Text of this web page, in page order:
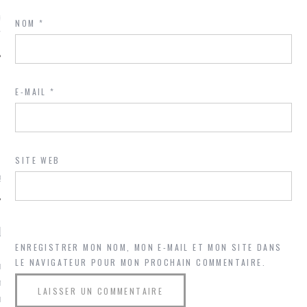
MOI SUR
@Isa_Monrozier
ARCACHON
je t'aime, my little bassin
comment ? "
NOM*
E-MAIL*
SITE WEB
ENREGISTRER MON NOM, MON E-MAIL ET MON SITE DANS
LE NAVIGATEUR POUR MON PROCHAIN COMMENTAIRE.